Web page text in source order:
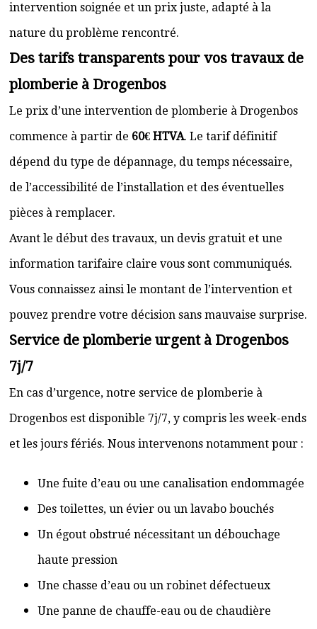
intervention soignée et un prix juste, adapté à la
nature du problème rencontré.
Des tarifs transparents pour vos travaux de
plomberie à Drogenbos
Le prix d’une intervention de plomberie à Drogenbos
commence à partir de 60€ HTVA. Le tarif définitif
dépend du type de dépannage, du temps nécessaire,
de l’accessibilité de l’installation et des éventuelles
pièces à remplacer.
Avant le début des travaux, un devis gratuit et une
information tarifaire claire vous sont communiqués.
Vous connaissez ainsi le montant de l’intervention et
pouvez prendre votre décision sans mauvaise surprise.
Service de plomberie urgent à Drogenbos
7j/7
En cas d’urgence, notre service de plomberie à
Drogenbos est disponible 7j/7, y compris les week-ends
et les jours fériés. Nous intervenons notamment pour :
Une fuite d’eau ou une canalisation endommagée
Des toilettes, un évier ou un lavabo bouchés
Un égout obstrué nécessitant un débouchage
haute pression
Une chasse d’eau ou un robinet défectueux
Une panne de chauffe-eau ou de chaudière